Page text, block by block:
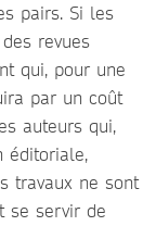
pairs. Si les
revues
qui, pour une
par un coût
auteurs qui,
éditoriale,
travaux ne sont
se servir de